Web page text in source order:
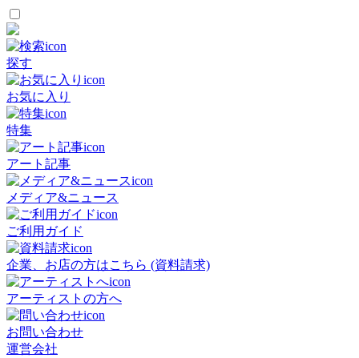
探す
お気に入り
特集
アート記事
メディア&ニュース
ご利用ガイド
企業、お店の方はこちら (資料請求)
アーティストの方へ
お問い合わせ
運営会社